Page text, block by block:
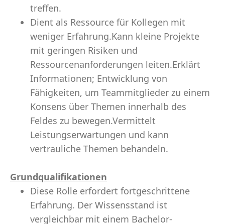
treffen.
Dient als Ressource für Kollegen mit
weniger Erfahrung.Kann kleine Projekte
mit geringen Risiken und
Ressourcenanforderungen leiten.Erklärt
Informationen; Entwicklung von
Fähigkeiten, um Teammitglieder zu einem
Konsens über Themen innerhalb des
Feldes zu bewegen.Vermittelt
Leistungserwartungen und kann
vertrauliche Themen behandeln.
Grundqualifikationen
Diese Rolle erfordert fortgeschrittene
Erfahrung. Der Wissensstand ist
vergleichbar mit einem Bachelor-